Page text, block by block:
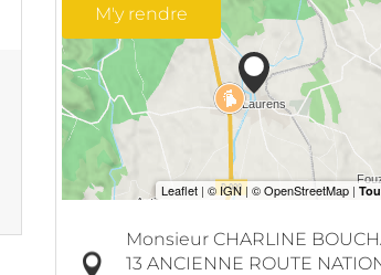
M'y rendre
Monsieur CHARLINE
13 ANCIENNE ROUTE